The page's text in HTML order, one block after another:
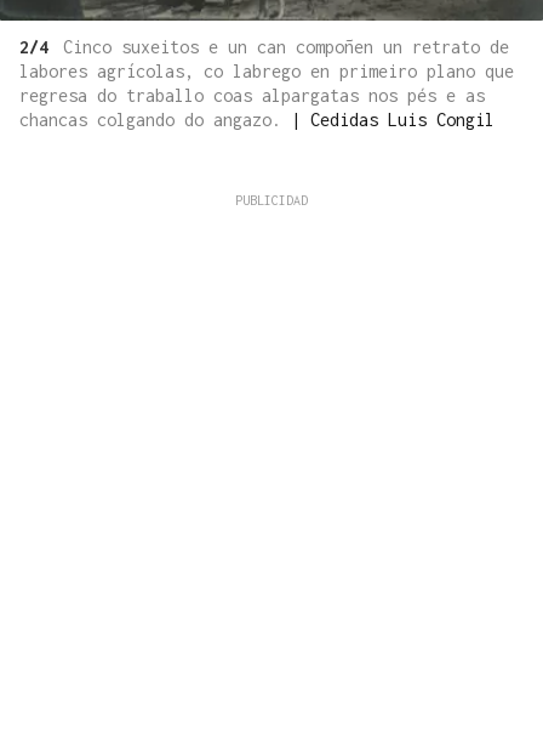
2/4
Cinco suxeitos e un can compoñen un retrato de
labores agrícolas, co labrego en primeiro plano que
regresa do traballo coas alpargatas nos pés e as
chancas colgando do angazo.
| Cedidas Luis Congil